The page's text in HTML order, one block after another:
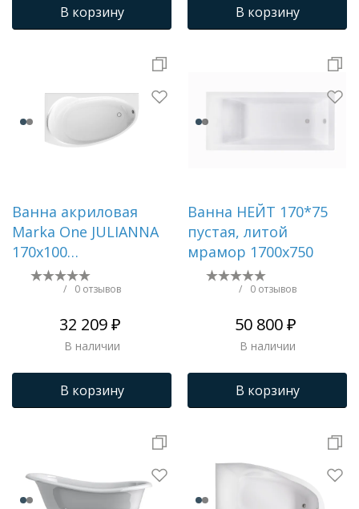
В корзину В корзину
Ванна акриловая
Marka One JULIANNA
170х100
Асимметричная
белая Левая
/ 0 отзывов
32 209 ₽
В наличии
В корзину
Ванна НЕЙТ 170*75
пустая, литой
мрамор 1700х750
/ 0 отзывов
50 800 ₽
В наличии
В корзину